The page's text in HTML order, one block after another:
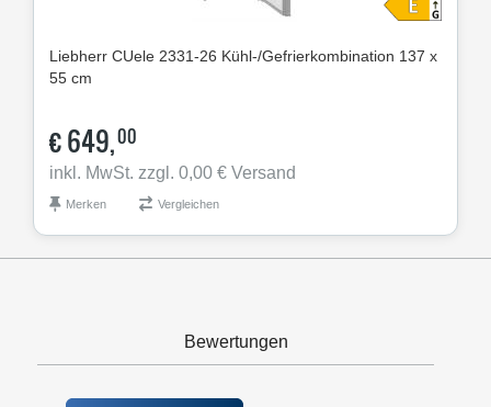
Liebherr CUele 2331-26 Kühl-/Gefrierkombination 137 x
55 cm
€649,00
inkl. MwSt. zzgl. 0,00 € Versand
Merken Vergleichen
Bewertungen